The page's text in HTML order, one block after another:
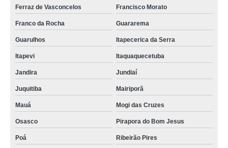
Ferraz de Vasconcelos Francisco Morato
Franco da Rocha Guararema
Guarulhos Itapecerica da Serra
Itapevi Itaquaquecetuba
Jandira Jundiaí
Juquitiba Mairiporã
Mauá Mogi das Cruzes
Osasco Pirapora do Bom Jesus
Poá Ribeirão Pires